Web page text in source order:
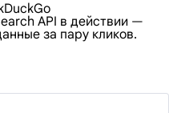
API в действии —
за пару кликов.